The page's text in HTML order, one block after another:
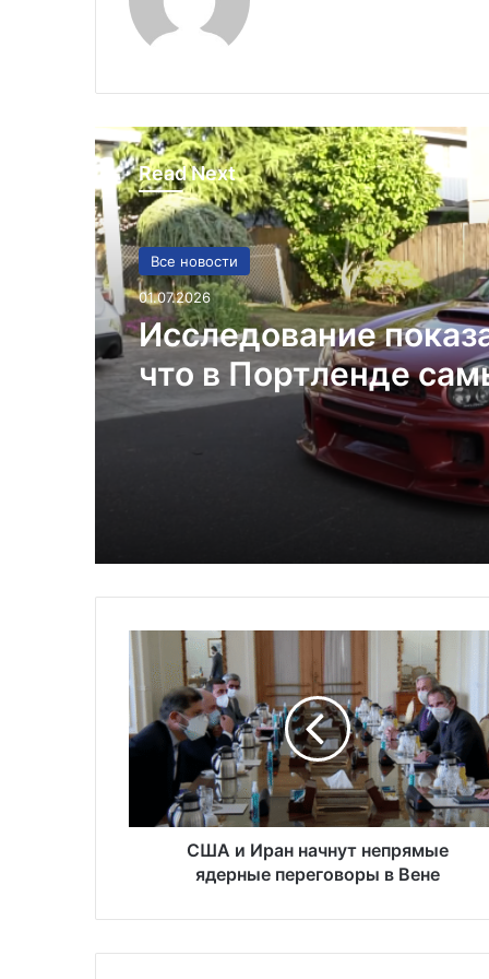
Read Next
Все новости
01.07.2026
Исследование
что в Портленде
высокий уровень
автомобилей на душу
населения в США
С
Ш
А
и
И
н
у
США и Иран начнут непрямые
ядерные переговоры в Вене